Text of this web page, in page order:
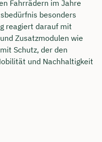
Fahrrädern im Jahre
besonders
reagiert darauf mit
Zusatzmodulen wie
Schutz, der den
und Nachhaltigkeit